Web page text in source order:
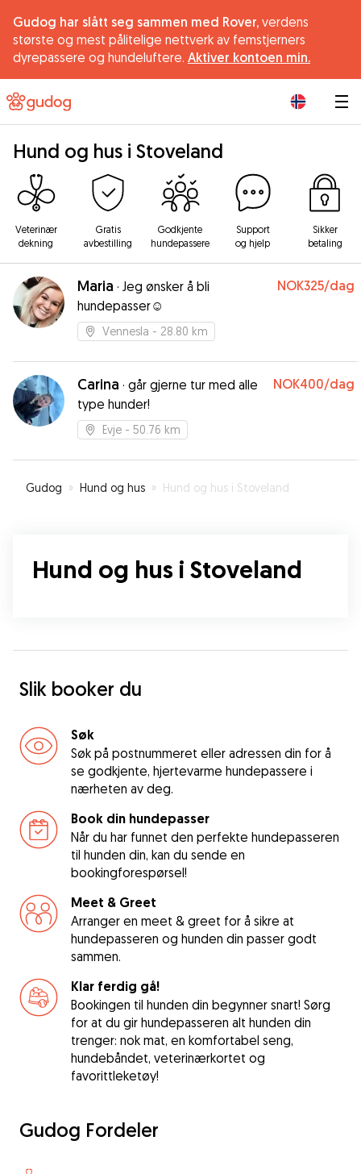
Gudog har slått seg sammen med Rover, verdens
største og mest pålitelige nettverk av femstjerners
dyrepassere og hundeluftere. Aktiver kontoen min.
Hund og hus i Stoveland
Veterinær
dekning
Gratis
avbestilling
Godkjente
hundepassere
Support
og hjelp
Sikker
betaling
Maria · Jeg ønsker å bli
hundepasser☺️
NOK325/dag
Vennesla - 28.80 km
Carina · går gjerne tur med alle
type hunder!
NOK400/dag
Evje - 50.76 km
Gudog » Hund og hus » Hund og hus i Stoveland
Hund og hus i Stoveland
Slik booker du
Søk
Søk på postnummeret eller adressen din for å
se godkjente, hjertevarme hundepassere i
nærheten av deg.
Book din hundepasser
Når du har funnet den perfekte hundepasseren
til hunden din, kan du sende en
bookingforespørsel!
Meet & Greet
Arranger en meet & greet for å sikre at
hundepasseren og hunden din passer godt
sammen.
Klar ferdig gå!
Bookingen til hunden din begynner snart! Sørg
for at du gir hundepasseren alt hunden din
trenger: nok mat, en komfortabel seng,
hundebåndet, veterinærkortet og
favorittleketøy!
Gudog Fordeler